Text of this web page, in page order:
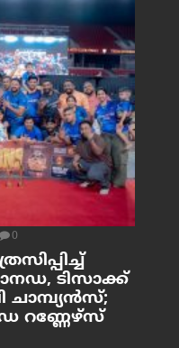
0
ടിസാക്ക്
ചാമ്പ്യന്‍സ്;
റണ്ണേഴ്‌സ്